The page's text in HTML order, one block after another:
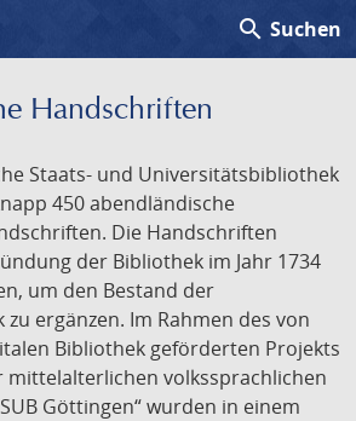
search Suchen
Handschriften
Staats- und Universitätsbibliothek
450 abendländische
Die Handschriften
der Bibliothek im Jahr 1734
um den Bestand der
ergänzen. Im Rahmen des von
Bibliothek geförderten Projekts
mittelalterlichen volkssprachlichen
Göttingen“ wurden in einem